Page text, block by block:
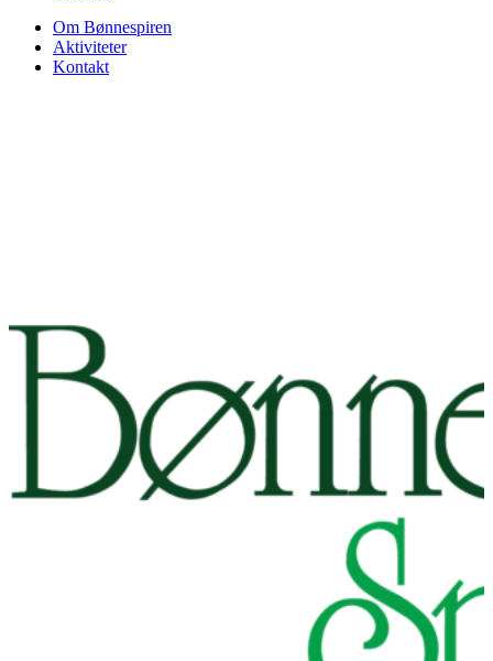
Om Bønnespiren
Aktiviteter
Kontakt